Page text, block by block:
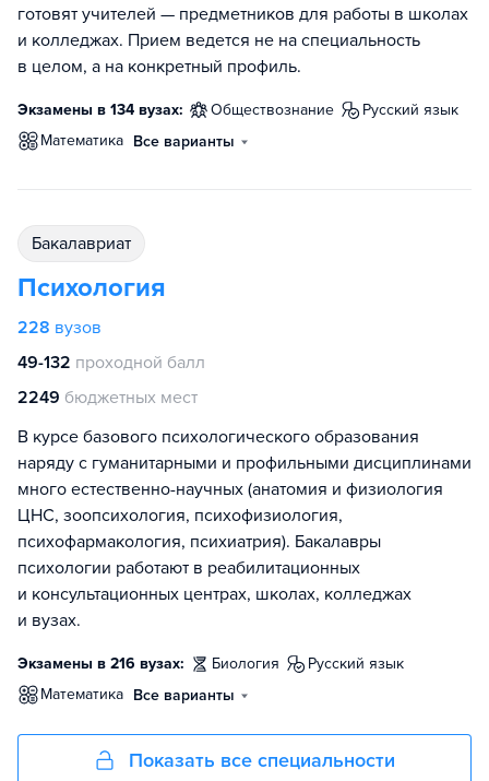
готовят учителей — предметников для работы в школах
и колледжах. Прием ведется не на специальность
в целом, а на конкретный профиль.
Экзамены в 134 вузах: обществознание
русский язык
математика Все варианты
бакалавриат
Психология
228 вузов
49-132 проходной балл
2249 бюджетных мест
В курсе базового психологического образования
наряду с гуманитарными и профильными дисциплинами
много естественно-научных (анатомия и физиология
ЦНС, зоопсихология, психофизиология,
психофармакология, психиатрия). Бакалавры
психологии работают в реабилитационных
и консультационных центрах, школах, колледжах
и вузах.
Экзамены в 216 вузах: биология
русский язык
математика Все варианты
Показать все специальности